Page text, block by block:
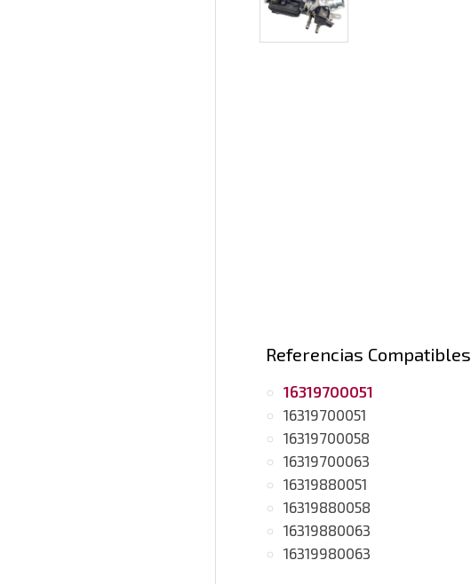
Referencias Compatibles
16319700051
16319700051
16319700058
16319700063
16319880051
16319880058
16319880063
16319980063